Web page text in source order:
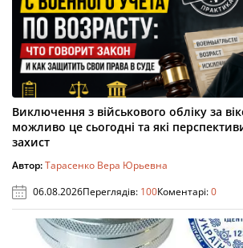
Виключення з військового обліку за
можливо це сьогодні та які
захист
Автор:Тарасенко Вера Юрьевна
06.08.2026Переглядів: 100Коментарі:0